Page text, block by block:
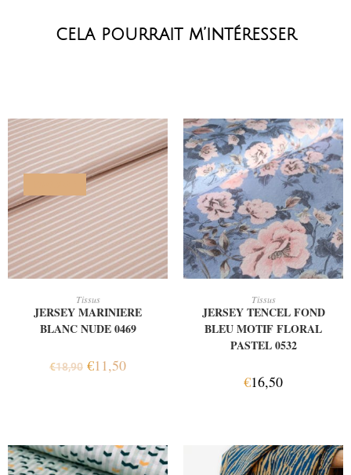
cela pourrait m’intéresser
Tissus
JERSEY MARINIERE
BLANC NUDE 0469
€18,90 €11,50
Tissus
JERSEY TENCEL FOND
BLEU MOTIF FLORAL
PASTEL 0532
€16,50